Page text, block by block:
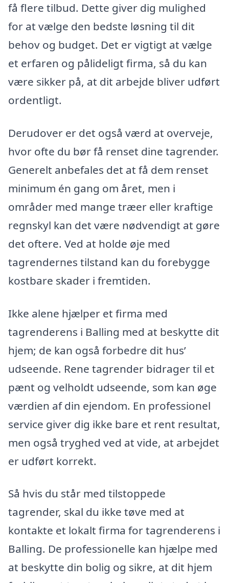
få flere tilbud. Dette giver dig mulighed
for at vælge den bedste løsning til dit
behov og budget. Det er vigtigt at vælge
et erfaren og pålideligt firma, så du kan
være sikker på, at dit arbejde bliver udført
ordentligt.
Derudover er det også værd at overveje,
hvor ofte du bør få renset dine tagrender.
Generelt anbefales det at få dem renset
minimum én gang om året, men i
områder med mange træer eller kraftige
regnskyl kan det være nødvendigt at gøre
det oftere. Ved at holde øje med
tagrendernes tilstand kan du forebygge
kostbare skader i fremtiden.
Ikke alene hjælper et firma med
tagrenderens i Balling med at beskytte dit
hjem; de kan også forbedre dit hus’
udseende. Rene tagrender bidrager til et
pænt og velholdt udseende, som kan øge
værdien af din ejendom. En professionel
service giver dig ikke bare et rent resultat,
men også tryghed ved at vide, at arbejdet
er udført korrekt.
Så hvis du står med tilstoppede
tagrender, skal du ikke tøve med at
kontakte et lokalt firma for tagrenderens i
Balling. De professionelle kan hjælpe med
at beskytte din bolig og sikre, at dit hjem